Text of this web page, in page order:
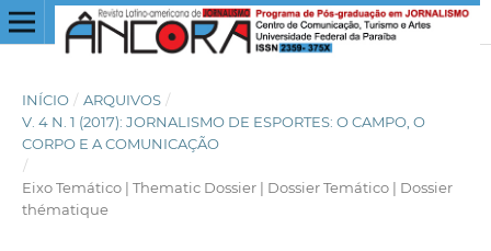
INÍCIO / ARQUIVOS /
V. 4 N. 1 (2017): JORNALISMO DE ESPORTES: O CAMPO, O
CORPO E A COMUNICAÇÃO
/
Eixo Temático | Thematic Dossier | Dossier Temático | Dossier
thématique